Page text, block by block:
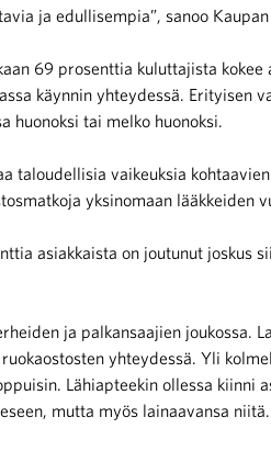
ja edullisempia”, sanoo
69 prosenttia kuluttajista
käynnin yhteydessä. Erityisen
huonoksi tai melko huonoksi.
taloudellisia vaikeuksia
yksinomaan lääkkeiden
asiakkaista on joutunut joskus
ja palkansaajien joukossa.
yhteydessä. Yli
Lähiapteekin ollessa kiinni
mutta myös lainaavansa niitä.